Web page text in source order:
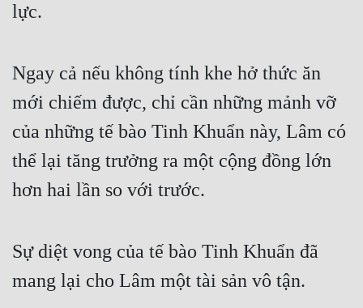
lực.
Ngay cả nếu không tính khe hở thức ăn
mới chiếm được, chỉ cần những mảnh vỡ
của những tế bào Tinh Khuẩn này, Lâm có
thể lại tăng trưởng ra một cộng đồng lớn
hơn hai lần so với trước.
Sự diệt vong của tế bào Tinh Khuẩn đã
mang lại cho Lâm một tài sản vô tận.